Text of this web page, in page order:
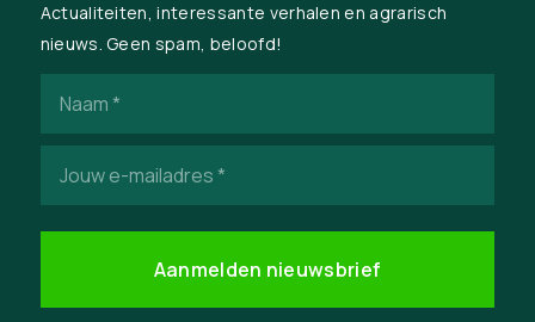
Actualiteiten, interessante verhalen en agrarisch
nieuws. Geen spam, beloofd!